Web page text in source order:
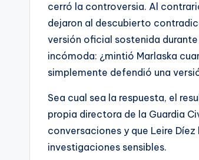
cerró la controversia. Al
dejaron al descubierto
versión oficial sostenida
incómoda: ¿mintió Marlaska
simplemente defendió una
Sea cual sea la respuesta, el
propia directora de la Guardia
conversaciones y que Leire
investigaciones sensibles.